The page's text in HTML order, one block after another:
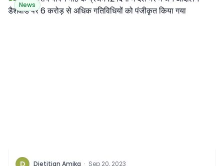
News
D Dietitian Amika · Sep 20, 2023